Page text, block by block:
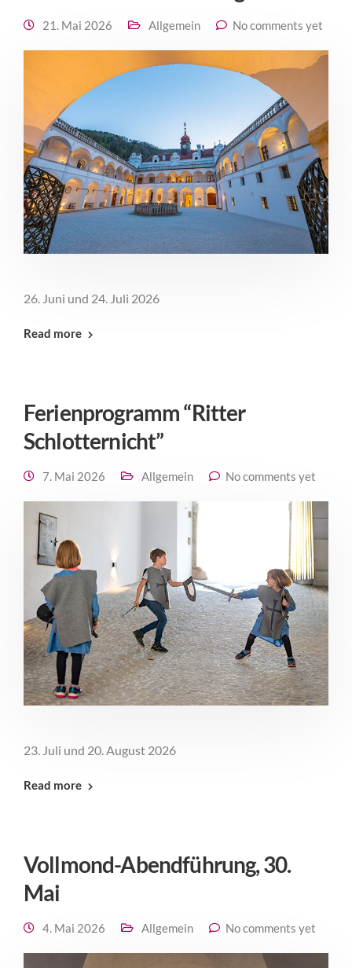
21. Mai 2026 Allgemein No comments yet
26. Juni und 24. Juli 2026
Read more
Ferienprogramm “Ritter
Schlotternicht”
7. Mai 2026 Allgemein No comments yet
23. Juli und 20. August 2026
Read more
Vollmond-Abendführung, 30.
Mai
4. Mai 2026 Allgemein No comments yet